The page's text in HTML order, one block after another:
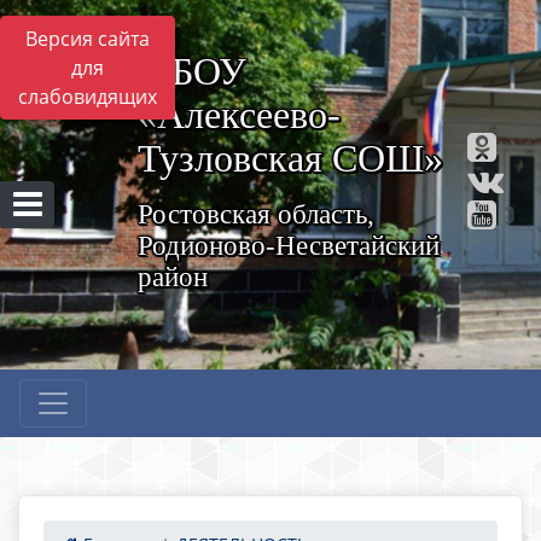
Версия сайта
для
слабовидящих
МБОУ
«Алексеево-
Тузловская СОШ»
Ростовская область,
Родионово-Несветайский
район